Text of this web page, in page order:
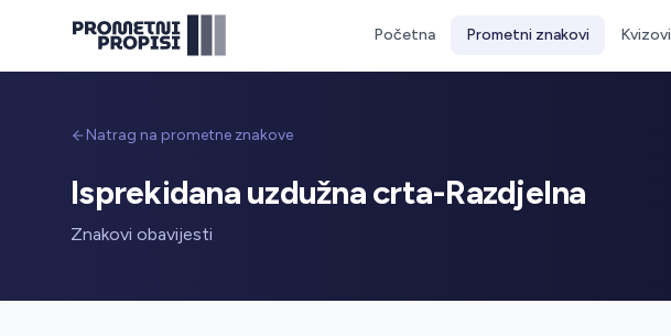
Početna Prometni znakovi Kvizovi
Natrag na prometne znakove
Isprekidana uzdužna crta-Razdjelna
Znakovi obavijesti